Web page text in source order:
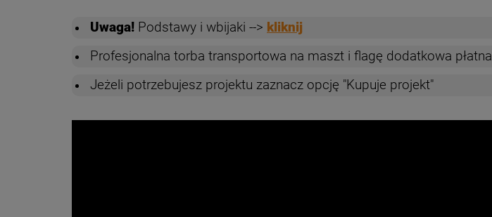
Uwaga! Podstawy i wbijaki --> kliknij
Profesjonalna torba transportowa na maszt i flagę dodatkowa płatna
Jeżeli potrzebujesz projektu zaznacz opcję "Kupuje projekt"